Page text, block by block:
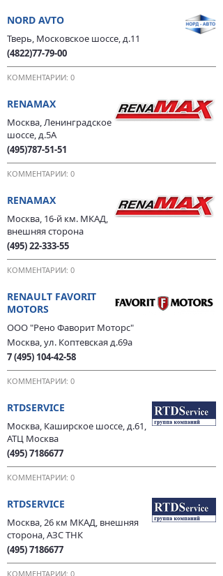
NORD AVTO
Тверь, Московское шоссе, д.11
(4822)77-79-00
КОММЕНТАРИИ: 0
RENAMAX
Москва, Ленинградское
шоссе, д.5А
(495)787-51-51
КОММЕНТАРИИ: 0
RENAMAX
Москва, 16-й км. МКАД,
внешняя сторона
(495) 22-333-55
КОММЕНТАРИИ: 0
RENAULT FAVORIT
MOTORS
ООО "Рено Фаворит Моторс"
Москва, ул. Коптевская д.69a
7 (495) 104-42-58
КОММЕНТАРИИ: 0
RTDSERVICE
Москва, Каширское шоссе, д.61,
АТЦ Москва
(495) 7186677
КОММЕНТАРИИ: 0
RTDSERVICE
Москва, 26 км МКАД, внешняя
сторона, АЗС ТНК
(495) 7186677
КОММЕНТАРИИ: 0